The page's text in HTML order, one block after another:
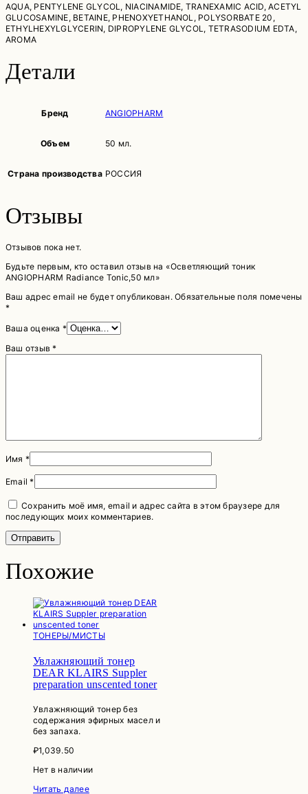
AQUA, PENTYLENE GLYCOL, NIACINAMIDE, TRANEXAMIC ACID, ACETYL
GLUCOSAMINE, BETAINE, PHENOXYETHANOL, POLYSORBATE 20,
ETHYLHEXYLGLYCERIN, DIPROPYLENE GLYCOL, TETRASODIUM EDTA,
AROMA
Детали
Бренд ANGIOPHARM
Объем 50 мл.
Страна производства РОССИЯ
Отзывы
Отзывов пока нет.
Будьте первым, кто оставил отзыв на «Осветляющий тоник
ANGIOPHARM Radiance Tonic,50 мл»
Ваш адрес email не будет опубликован. Обязательные поля помечены
*
Ваша оценка *
Ваш отзыв*
Имя *
Email*
Сохранить моё имя, email и адрес сайта в этом браузере для
последующих моих комментариев.
Похожие
ТОНЕРЫ/МИСТЫ
Увлажняющий тонер
DEAR KLAIRS Suppler
preparation unscented toner
Увлажняющий тонер без
содержания эфирных масел и
без запаха.
₽1,039.50
Нет в наличии
Читать далее